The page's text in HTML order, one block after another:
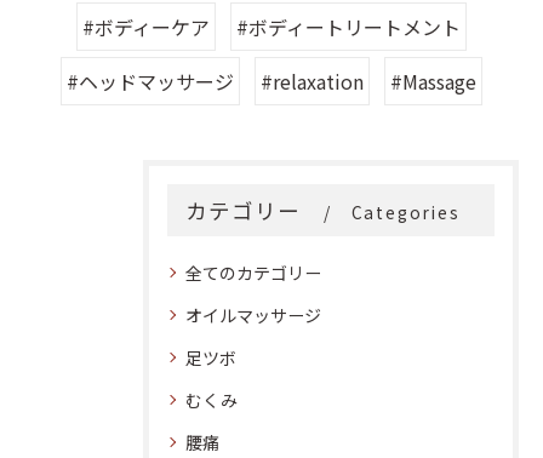
#ボディーケア
#ボディートリートメント
#ヘッドマッサージ
#relaxation #Massage
カテゴリー Categories
全てのカテゴリー
オイルマッサージ
足ツボ
むくみ
腰痛